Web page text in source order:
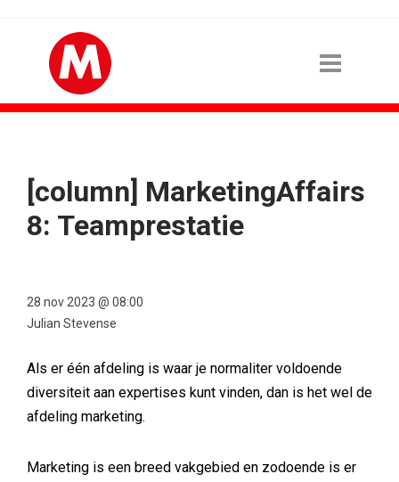
[column] MarketingAffairs
8: Teamprestatie
28 nov 2023 @ 08:00
Julian Stevense
Als er één afdeling is waar je normaliter voldoende
diversiteit aan expertises kunt vinden, dan is het wel de
afdeling marketing.
Marketing is een breed vakgebied en zodoende is er